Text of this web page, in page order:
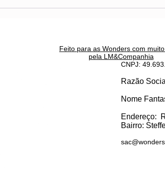
Feito para as Wonders com
pela LM&Companhia
CNPJ:
Razão
Nome
Endereço:
Bairro: S